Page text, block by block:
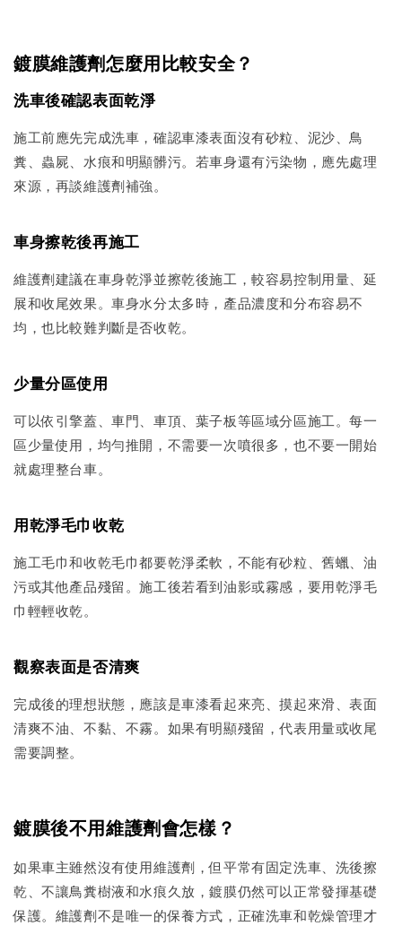
鍍膜維護劑怎麼用比較安全？
洗車後確認表面乾淨
施工前應先完成洗車，確認車漆表面沒有砂粒、泥沙、鳥
糞、蟲屍、水痕和明顯髒污。若車身還有污染物，應先處理
來源，再談維護劑補強。
車身擦乾後再施工
維護劑建議在車身乾淨並擦乾後施工，較容易控制用量、延
展和收尾效果。車身水分太多時，產品濃度和分布容易不
均，也比較難判斷是否收乾。
少量分區使用
可以依引擎蓋、車門、車頂、葉子板等區域分區施工。每一
區少量使用，均勻推開，不需要一次噴很多，也不要一開始
就處理整台車。
用乾淨毛巾收乾
施工毛巾和收乾毛巾都要乾淨柔軟，不能有砂粒、舊蠟、油
污或其他產品殘留。施工後若看到油影或霧感，要用乾淨毛
巾輕輕收乾。
觀察表面是否清爽
完成後的理想狀態，應該是車漆看起來亮、摸起來滑、表面
清爽不油、不黏、不霧。如果有明顯殘留，代表用量或收尾
需要調整。
鍍膜後不用維護劑會怎樣？
如果車主雖然沒有使用維護劑，但平常有固定洗車、洗後擦
乾、不讓鳥糞樹液和水痕久放，鍍膜仍然可以正常發揮基礎
保護。維護劑不是唯一的保養方式，正確洗車和乾燥管理才